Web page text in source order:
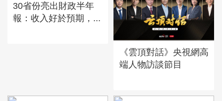
30省份亮出財政半年
報：收入好於預期，...
《雲頂對話》央視網高
端人物訪談節目